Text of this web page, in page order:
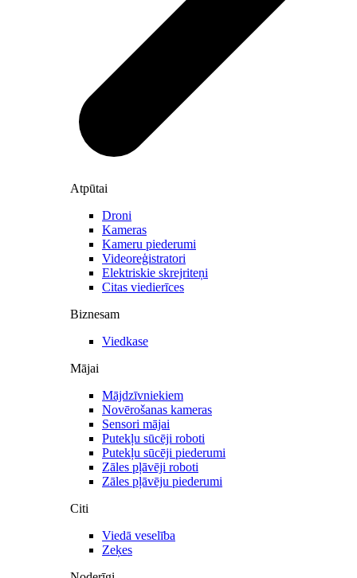
Atpūtai
Droni
Kameras
Kameru piederumi
Videoreģistratori
Elektriskie skrejriteņi
Citas viedierīces
Biznesam
Viedkase
Mājai
Mājdzīvniekiem
Novērošanas kameras
Sensori mājai
Putekļu sūcēji roboti
Putekļu sūcēji piederumi
Zāles pļāvēji roboti
Zāles pļāvēju piederumi
Citi
Viedā veselība
Zeķes